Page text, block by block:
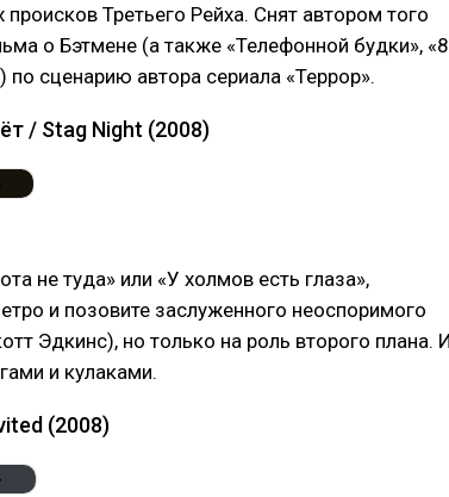
Третьего Рейха. Снят автором того
о Бэтмене (а также «Телефонной будки», «8
сценарию автора сериала «Террор».
/ Stag Night (2008)
не туда» или «У холмов есть глаза»,
и позовите заслуженного неоспоримого
Эдкинс), но только на роль второго плана.
и кулаками.
(2008)